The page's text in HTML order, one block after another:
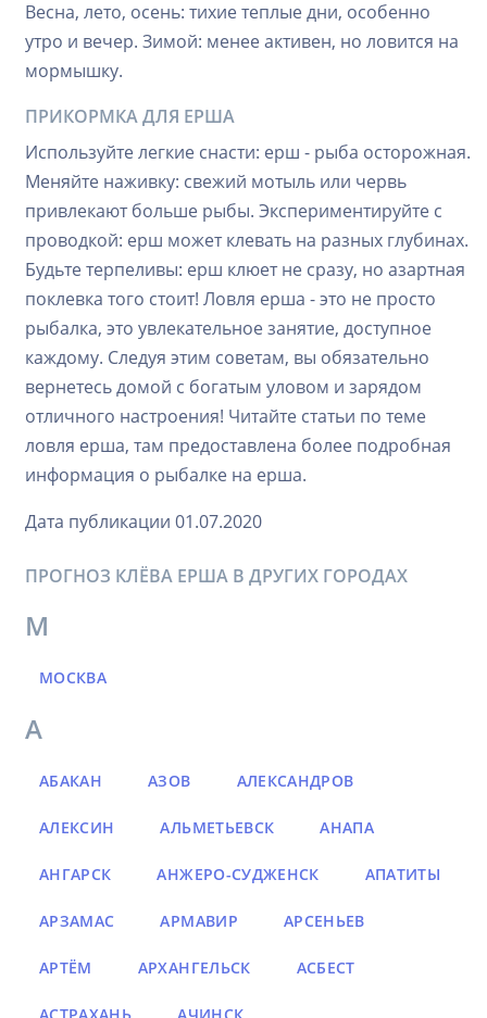
Весна, лето, осень: тихие теплые дни, особенно
утро и вечер. Зимой: менее активен, но ловится на
мормышку.
ПРИКОРМКА ДЛЯ ЕРША
Используйте легкие снасти: ерш - рыба осторожная.
Меняйте наживку: свежий мотыль или червь
привлекают больше рыбы. Экспериментируйте с
проводкой: ерш может клевать на разных глубинах.
Будьте терпеливы: ерш клюет не сразу, но азартная
поклевка того стоит! Ловля ерша - это не просто
рыбалка, это увлекательное занятие, доступное
каждому. Следуя этим советам, вы обязательно
вернетесь домой с богатым уловом и зарядом
отличного настроения! Читайте статьи по теме
ловля ерша, там предоставлена более подробная
информация о рыбалке на ерша.
Дата публикации 01.07.2020
ПРОГНОЗ КЛЁВА ЕРША В ДРУГИХ ГОРОДАХ
М
МОСКВА
А
АБАКАН АЗОВ АЛЕКСАНДРОВ
АЛЕКСИН АЛЬМЕТЬЕВСК АНАПА
АНГАРСК АНЖЕРО-СУДЖЕНСК АПАТИТЫ
АРЗАМАС АРМАВИР АРСЕНЬЕВ
АРТЁМ АРХАНГЕЛЬСК АСБЕСТ